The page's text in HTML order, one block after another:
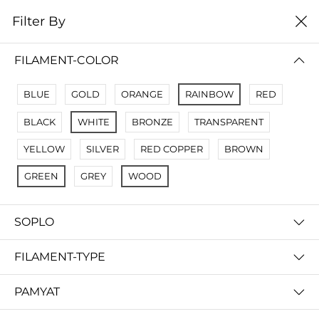
0
No Results
Not Found Filters1
Not Found Filters2
Filter By
FILAMENT-COLOR
BLUE GOLD ORANGE RAINBOW RED
BLACK WHITE BRONZE TRANSPARENT
YELLOW SILVER RED COPPER BROWN
GREEN GREY WOOD
SOPLO
FILAMENT-TYPE
PAMYAT